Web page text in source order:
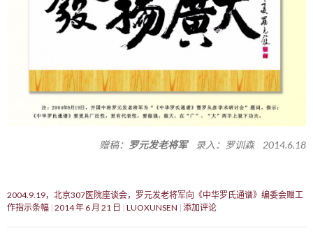
赠稿： 罗元发老将军录入：罗训森 2014.6.18
2004.9.19，北京307医院座谈会，罗元发老将军向《中华罗氏通谱》编委会赠工
作指示条幅 2014 年 6 月 21 日 LUOXUNSEN 添加评论